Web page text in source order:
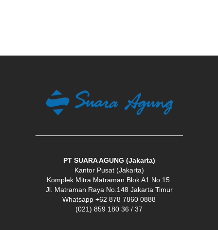
PT SUARA AGUNG (Jakarta)
Kantor Pusat (Jakarta)
Komplek Mitra Matraman Blok A1 No.15.
Jl. Matraman Raya No.148 Jakarta Timur
Whatsapp +62 878 7860 0888
(021) 859 180 36 / 37